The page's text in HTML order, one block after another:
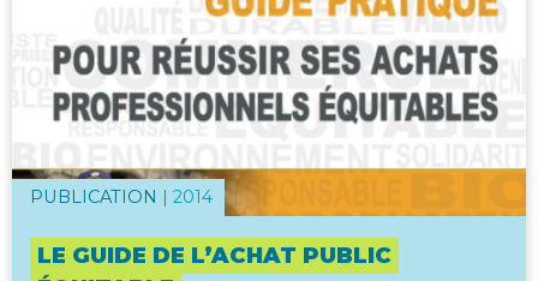
PUBLICATION | 2014
LE GUIDE DE L’ACHAT PUBLIC